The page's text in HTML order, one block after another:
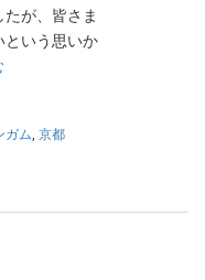
が、皆さま
という思いか
ガム, 京都